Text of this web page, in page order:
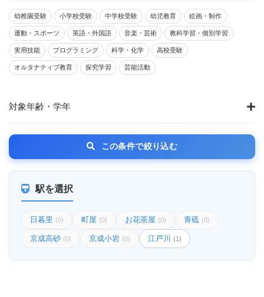
幼稚園受験 小学校受験 中学校受験 幼児教育 絵画・制作
運動・スポーツ 英語・外国語 音楽・芸術 教科学習・個別学習
実用技能 プログラミング 科学・化学 高校受験
オルタナティブ教育 探究学習 芸能活動
対象年齢・学年
この条件で絞り込む
駅を選択
日暮里 (0) 町屋 (0) お花茶屋 (0) 青砥 (0)
京成高砂 (0) 京成小岩 (0) 江戸川 (1)